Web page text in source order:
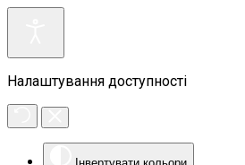
Налаштування доступності